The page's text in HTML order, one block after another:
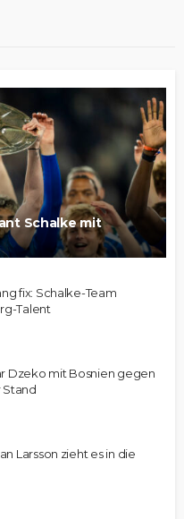
Schalke mit
fix: Schalke-Team
Talent
Dzeko mit Bosnien gegen
Stand
Larsson zieht es in die